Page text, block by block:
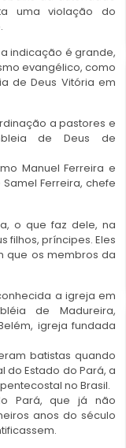
uma violação do
indicação é grande,
evangélico, como
de Deus Vitória em
a pastores e
de Deus de
Manuel Ferreira e
Ferreira, chefe
o que faz dele, na
filhos, príncipes. Eles
que os membros da
a igreja em
de Madureira,
igreja fundada
batistas quando
do Estado do Pará, a
no Brasil.
Pará, que já não
anos do século